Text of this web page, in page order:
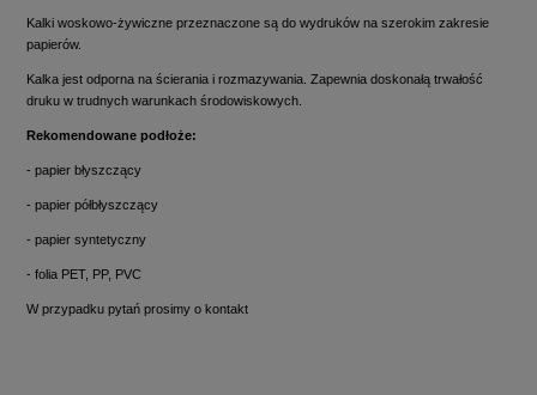
Kalki woskowo-żywiczne przeznaczone są do wydruków na szerokim zakresie
papierów.
Kalka jest odporna na ścierania i rozmazywania. Zapewnia doskonałą trwałość
druku w trudnych warunkach środowiskowych.
Rekomendowane podłoże:
- papier błyszczący
- papier półbłyszczący
- papier syntetyczny
- folia PET, PP, PVC
W przypadku pytań prosimy o kontakt